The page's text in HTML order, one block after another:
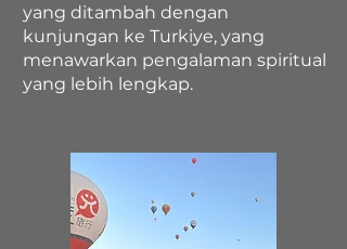
yang ditambah dengan
kunjungan ke Turkiye, yang
menawarkan pengalaman spiritual
yang lebih lengkap.